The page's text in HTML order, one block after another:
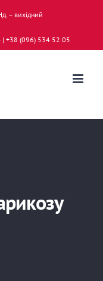
– вихідний
+38 (096) 534 52 05